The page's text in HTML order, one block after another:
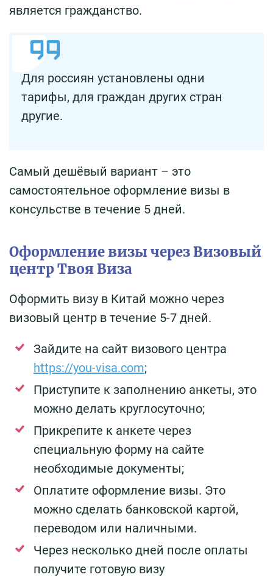
является гражданство.
Для россиян установлены одни
тарифы, для граждан других стран
другие.
Самый дешёвый вариант – это
самостоятельное оформление визы в
консульстве в течение 5 дней.
Оформление визы через Визовый
центр Твоя Виза
Оформить визу в Китай можно через
визовый центр в течение 5-7 дней.
Зайдите на сайт визового центра
https://you-visa.com;
Приступите к заполнению анкеты, это
можно делать круглосуточно;
Прикрепите к анкете через
специальную форму на сайте
необходимые документы;
Оплатите оформление визы. Это
можно сделать банковской картой,
переводом или наличными.
Через несколько дней после оплаты
получите готовую визу